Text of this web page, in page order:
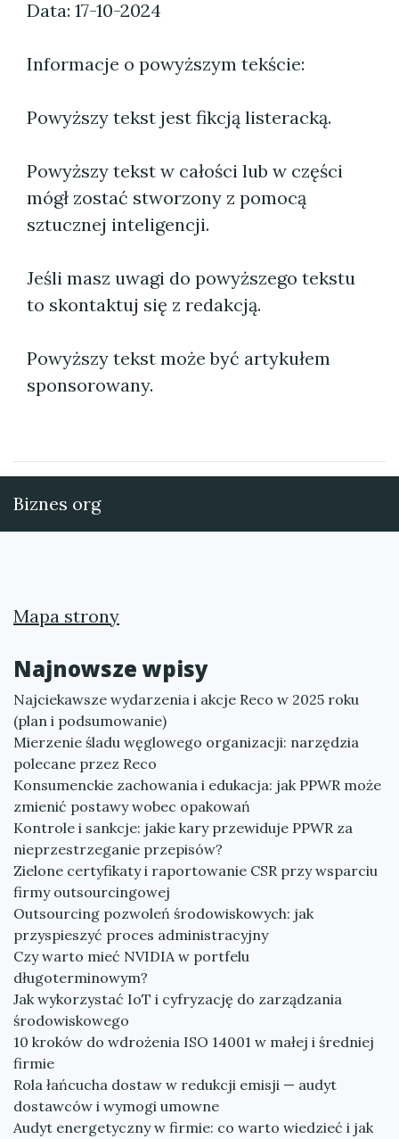
Data: 17-10-2024
Informacje o powyższym tekście:
Powyższy tekst jest fikcją listeracką.
Powyższy tekst w całości lub w części
mógł zostać stworzony z pomocą
sztucznej inteligencji.
Jeśli masz uwagi do powyższego tekstu
to skontaktuj się z redakcją.
Powyższy tekst może być artykułem
sponsorowany.
Biznes org
Mapa strony
Najnowsze wpisy
Najciekawsze wydarzenia i akcje Reco w 2025 roku
(plan i podsumowanie)
Mierzenie śladu węglowego organizacji: narzędzia
polecane przez Reco
Konsumenckie zachowania i edukacja: jak PPWR może
zmienić postawy wobec opakowań
Kontrole i sankcje: jakie kary przewiduje PPWR za
nieprzestrzeganie przepisów?
Zielone certyfikaty i raportowanie CSR przy wsparciu
firmy outsourcingowej
Outsourcing pozwoleń środowiskowych: jak
przyspieszyć proces administracyjny
Czy warto mieć NVIDIA w portfelu
długoterminowym?
Jak wykorzystać IoT i cyfryzację do zarządzania
środowiskowego
10 kroków do wdrożenia ISO 14001 w małej i średniej
firmie
Rola łańcucha dostaw w redukcji emisji — audyt
dostawców i wymogi umowne
Audyt energetyczny w firmie: co warto wiedzieć i jak